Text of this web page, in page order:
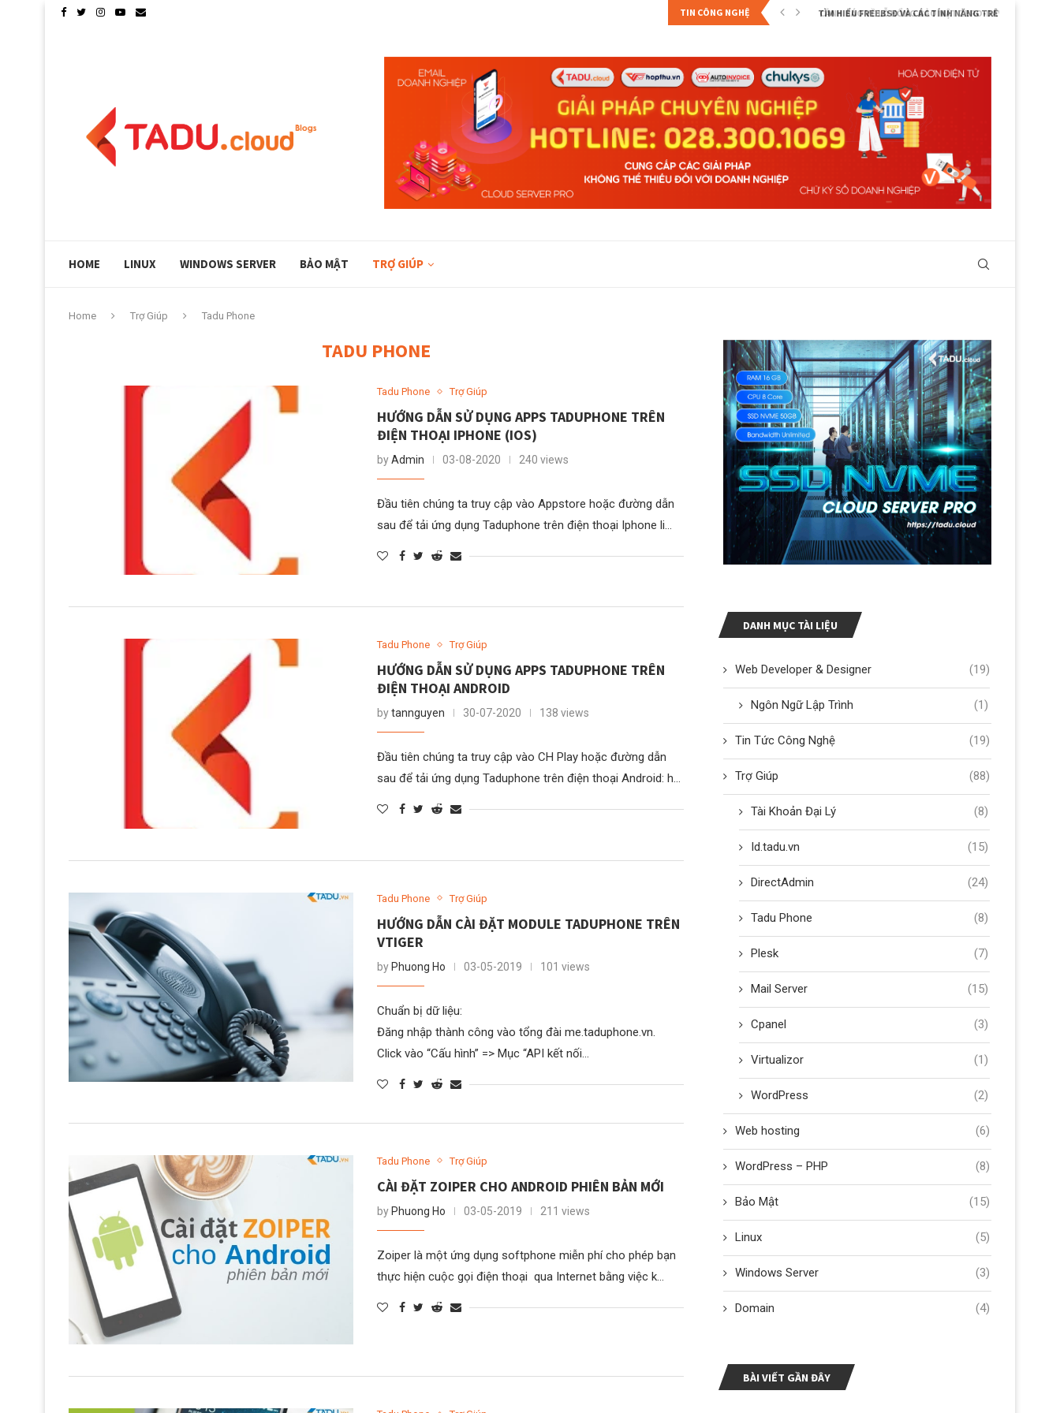
TIN CÔNG NGHỆ CẢNH BÁO VỀ LỖ HỔNG BẢO MẬT ZERO-DAY...
HOME LINUX WINDOWS SERVER BẢO MẬT TRỢ GIÚP
Home Trợ Giúp Tadu Phone
TADU PHONE
Tadu Phone Trợ Giúp
HƯỚNG DẪN SỬ DỤNG APPS TADUPHONE TRÊN
ĐIỆN THOẠI IPHONE (IOS)
byAdmin 03-08-2020 240 views
Đầu tiên chúng ta truy cập vào Appstore hoặc đường dẫn
sau để tải ứng dụng Taduphone trên điện thoại Iphone li…
Tadu Phone Trợ Giúp
HƯỚNG DẪN SỬ DỤNG APPS TADUPHONE TRÊN
ĐIỆN THOẠI ANDROID
bytannguyen 30-07-2020 138 views
Đầu tiên chúng ta truy cập vào CH Play hoặc đường dẫn
sau để tải ứng dụng Taduphone trên điện thoại Android: h…
Tadu Phone Trợ Giúp
HƯỚNG DẪN CÀI ĐẶT MODULE TADUPHONE TRÊN
VTIGER
by Phuong Ho 03-05-2019 101 views
Chuẩn bị dữ liệu:
Đăng nhập thành công vào tổng đài me.taduphone.vn.
Click vào “Cấu hình” => Mục “API kết nối…
Tadu Phone Trợ Giúp
CÀI ĐẶT ZOIPER CHO ANDROID PHIÊN BẢN MỚI
by Phuong Ho 03-05-2019 211 views
Zoiper là một ứng dụng softphone miễn phí cho phép bạn
thực hiện cuộc gọi điện thoại qua Internet bằng việc k…
DANH MỤC TÀI LIỆU
Web Developer & Designer (19)
Ngôn Ngữ Lập Trình (1)
Tin Tức Công Nghệ (19)
Trợ Giúp (88)
Tài Khoản Đại Lý (8)
Id.tadu.vn (15)
DirectAdmin (24)
Tadu Phone (8)
Plesk (7)
Mail Server (15)
Cpanel (3)
Virtualizor (1)
WordPress (2)
Web hosting (6)
WordPress – PHP (8)
Bảo Mật (15)
Linux (5)
Windows Server (3)
Domain (4)
BÀI VIẾT GẦN ĐÂY